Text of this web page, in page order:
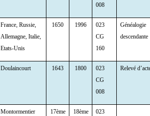
008
France, Russie,
Allemagne, Italie,
Etats-Unis
1650 1996
023
CG
160
Généalogie
descendante
Doulaincourt 1643 1800
023
CG
008
Relevé
Montormentier 17ème 18ème
023